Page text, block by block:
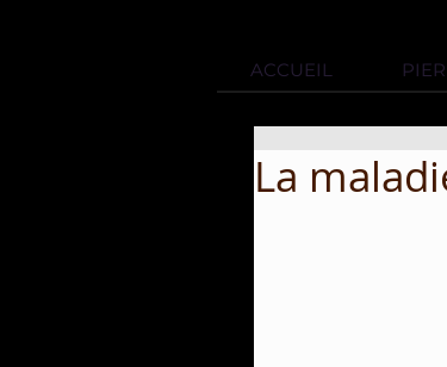
ACCUEIL
La